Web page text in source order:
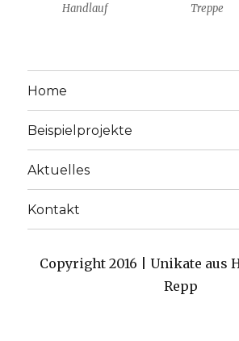
Handlauf Treppe
Home
Beispielprojekte
Aktuelles
Kontakt